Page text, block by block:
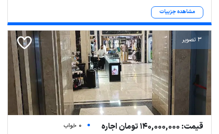
مشاهده جزییات
3 تصویر
قیمت: 140,000,000 تومان اجاره
0 خواب